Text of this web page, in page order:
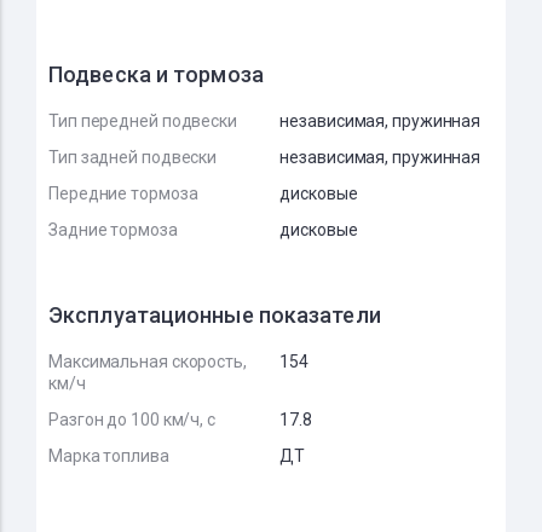
Подвеска и тормоза
Тип передней подвески
независимая, пружинная
Тип задней подвески
независимая, пружинная
Передние тормоза
дисковые
Задние тормоза
дисковые
Эксплуатационные показатели
Максимальная скорость,
км/ч
154
Разгон до 100 км/ч, с
17.8
Марка топлива
ДТ